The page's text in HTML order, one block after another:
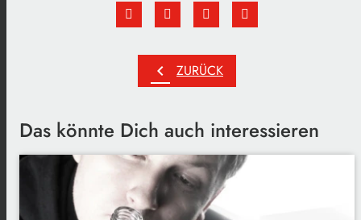
chevron_left ZURÜCK
Das könnte Dich auch interessieren